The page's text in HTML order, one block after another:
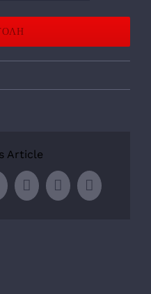
Article
TumblrPinterestEmail